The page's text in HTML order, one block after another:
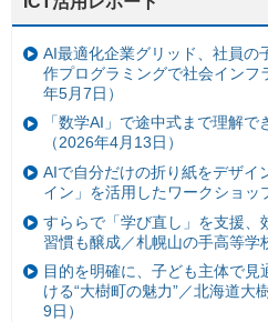
AI最適化企業グリッド、社員の
作プログラミングで社会インフ
年5月7日）
「数学AI」で途中式まで理解
（2026年4月13日）
AIで自分だけの折り紙をデザイ
イン」を活用したワークショッ
すららで「学び直し」を支援、
習慣も醸成／札幌山の手高等学
目的を明確に、子ども主体で
ける“大樹町の魅力”／北海道大
9日）